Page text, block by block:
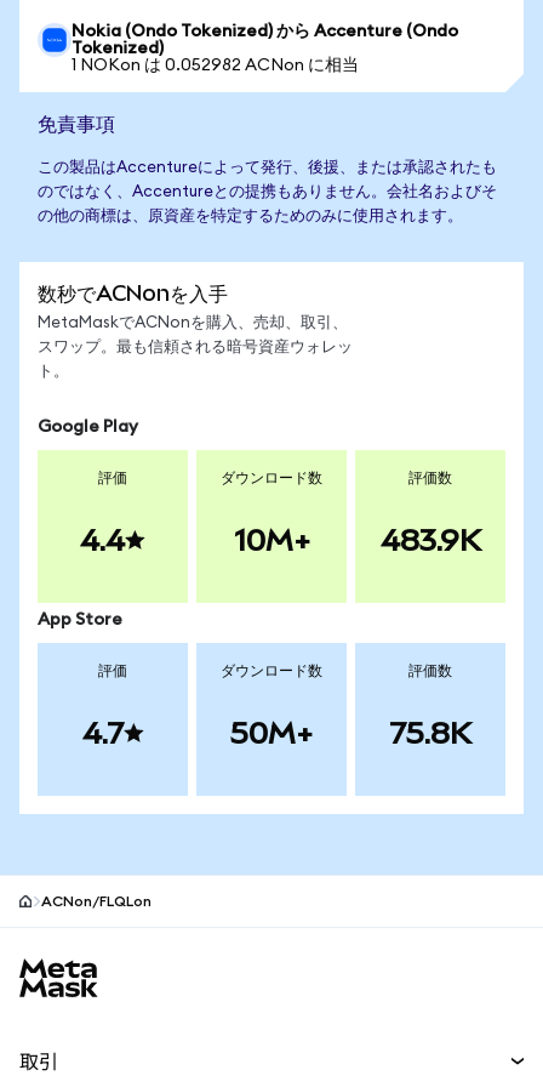
Nokia (Ondo Tokenized) から Accenture (Ondo
Tokenized)
1 NOKon は 0.052982 ACNon に相当
免責事項
この製品はAccentureによって発行、後援、または承認されたも
のではなく、Accentureとの提携もありません。会社名およびそ
の他の商標は、原資産を特定するためのみに使用されます。
数秒でACNonを入手
MetaMaskでACNonを購入、売却、取引、
スワップ。最も信頼される暗号資産ウォレッ
ト。
Google Play
評価
4.4
ダウンロード数
10M+
評価数
483.9K
App Store
評価
4.7
ダウンロード数
50M+
評価数
75.8K
ACNon/FLQLon
取引